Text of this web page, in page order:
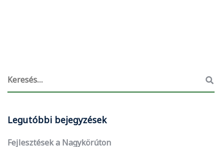
Legutóbbi bejegyzések
Fejlesztések a Nagykörúton